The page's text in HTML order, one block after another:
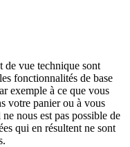
de vue technique sont
fonctionnalités de base
exemple à ce que vous
votre panier ou à vous
nous est pas possible de
qui en résultent ne sont